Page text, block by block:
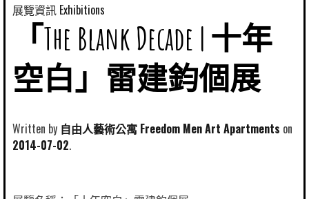
展覽資訊 Exhibitions
「The Blank Decade | 十年
空白」雷建鈞個展
Written by 自由人藝術公寓 Freedom Men Art Apartments
2014-07-02